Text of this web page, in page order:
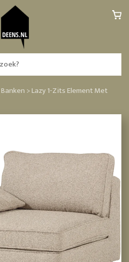
Banken >Lazy 1-Zits Element Met